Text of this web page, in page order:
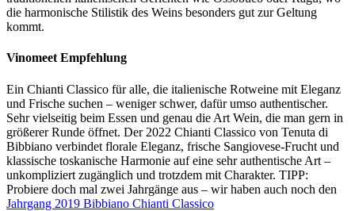
die harmonische Stilistik des Weins besonders gut zur Geltung
kommt.
Vinomeet Empfehlung
Ein Chianti Classico für alle, die italienische Rotweine mit Eleganz
und Frische suchen – weniger schwer, dafür umso authentischer.
Sehr vielseitig beim Essen und genau die Art Wein, die man gern in
größerer Runde öffnet. Der 2022 Chianti Classico von Tenuta di
Bibbiano verbindet florale Eleganz, frische Sangiovese-Frucht und
klassische toskanische Harmonie auf eine sehr authentische Art –
unkompliziert zugänglich und trotzdem mit Charakter. TIPP:
Probiere doch mal zwei Jahrgänge aus – wir haben auch noch den
Jahrgang 2019 Bibbiano Chianti Classico